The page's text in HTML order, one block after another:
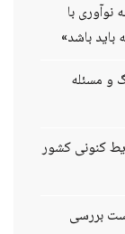
با
باشد»
و مسئله
کنونی کشور
بررسی